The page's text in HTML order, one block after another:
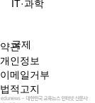
IT·과학
국제
약관
개인정보
이메일거부
법적고지